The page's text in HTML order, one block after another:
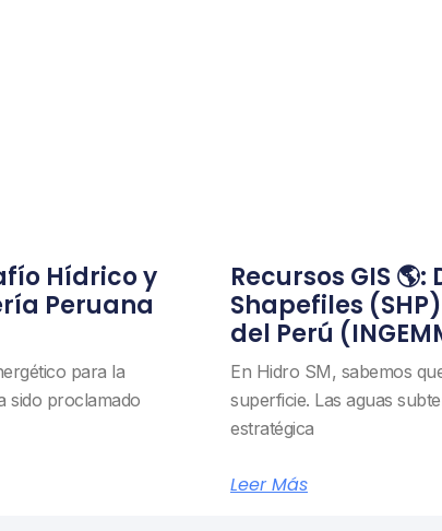
Hídrico y
Peruana
para la
sido proclamado
Recursos GIS
Shapefiles
del Perú
En Hidro SM, sabemos
superficie. Las aguas
estratégica
Leer Más